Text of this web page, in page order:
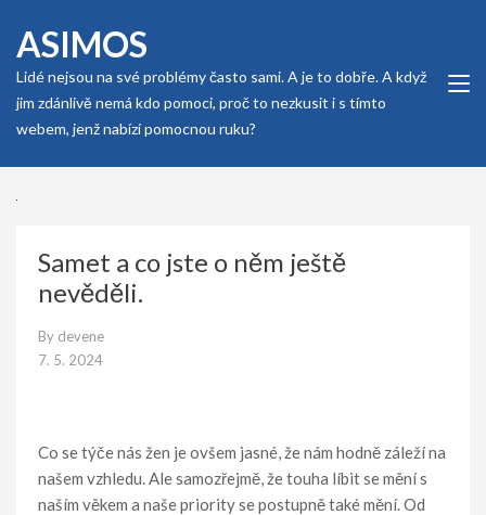
content
Enter)
ASIMOS
Lidé nejsou na své problémy často sami. A je to dobře. A když
jim zdánlivě nemá kdo pomoci, proč to nezkusit i s tímto
webem, jenž nabízí pomocnou ruku?
Samet a co jste o něm ještě
nevěděli.
By devene
7. 5. 2024
Co se týče nás žen je ovšem jasné, že nám hodně záleží na
našem vzhledu. Ale samozřejmě, že touha líbit se mění s
naším věkem a naše priority se postupně také mění. Od